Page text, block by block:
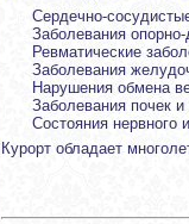
Сердечно-
Заболевания опорно-
Ревматические
Заболевания
Нарушения обмена
Заболевания почек
Состояния нервного
Курорт обладает